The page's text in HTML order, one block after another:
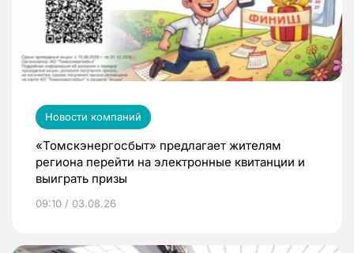
Новости компаний
«Томскэнергосбыт» предлагает жителям
региона перейти на электронные квитанции и
выиграть призы
09:10 / 03.08.26